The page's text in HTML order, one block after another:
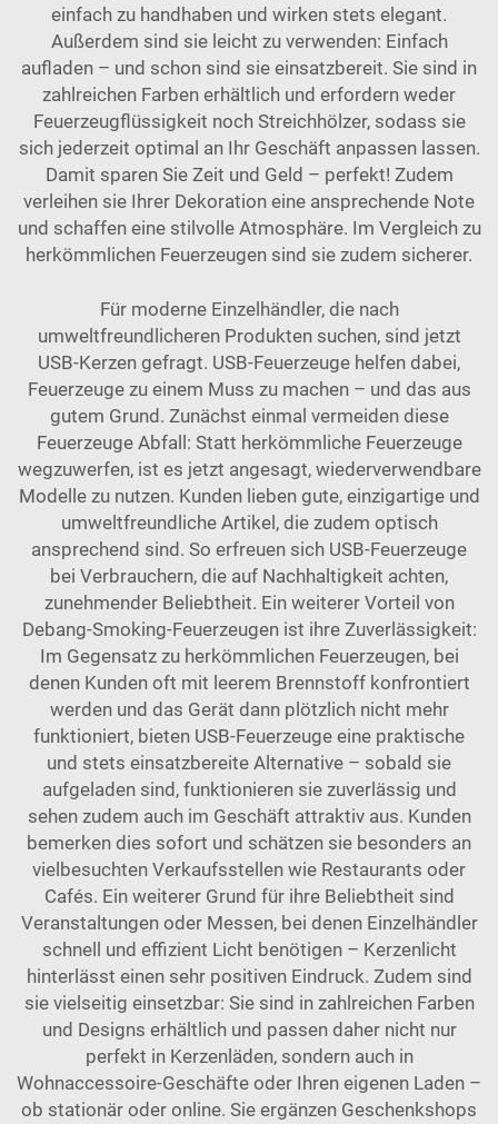
einfach zu handhaben und wirken stets elegant.
Außerdem sind sie leicht zu verwenden: Einfach
aufladen – und schon sind sie einsatzbereit. Sie sind in
zahlreichen Farben erhältlich und erfordern weder
Feuerzeugflüssigkeit noch Streichhölzer, sodass sie
sich jederzeit optimal an Ihr Geschäft anpassen lassen.
Damit sparen Sie Zeit und Geld – perfekt! Zudem
verleihen sie Ihrer Dekoration eine ansprechende Note
und schaffen eine stilvolle Atmosphäre. Im Vergleich zu
herkömmlichen Feuerzeugen sind sie zudem sicherer.
Für moderne Einzelhändler, die nach
umweltfreundlicheren Produkten suchen, sind jetzt
USB-Kerzen gefragt. USB-Feuerzeuge helfen dabei,
Feuerzeuge zu einem Muss zu machen – und das aus
gutem Grund. Zunächst einmal vermeiden diese
Feuerzeuge Abfall: Statt herkömmliche Feuerzeuge
wegzuwerfen, ist es jetzt angesagt, wiederverwendbare
Modelle zu nutzen. Kunden lieben gute, einzigartige und
umweltfreundliche Artikel, die zudem optisch
ansprechend sind. So erfreuen sich USB-Feuerzeuge
bei Verbrauchern, die auf Nachhaltigkeit achten,
zunehmender Beliebtheit. Ein weiterer Vorteil von
Debang-Smoking-Feuerzeugen ist ihre Zuverlässigkeit:
Im Gegensatz zu herkömmlichen Feuerzeugen, bei
denen Kunden oft mit leerem Brennstoff konfrontiert
werden und das Gerät dann plötzlich nicht mehr
funktioniert, bieten USB-Feuerzeuge eine praktische
und stets einsatzbereite Alternative – sobald sie
aufgeladen sind, funktionieren sie zuverlässig und
sehen zudem auch im Geschäft attraktiv aus. Kunden
bemerken dies sofort und schätzen sie besonders an
vielbesuchten Verkaufsstellen wie Restaurants oder
Cafés. Ein weiterer Grund für ihre Beliebtheit sind
Veranstaltungen oder Messen, bei denen Einzelhändler
schnell und effizient Licht benötigen – Kerzenlicht
hinterlässt einen sehr positiven Eindruck. Zudem sind
sie vielseitig einsetzbar: Sie sind in zahlreichen Farben
und Designs erhältlich und passen daher nicht nur
perfekt in Kerzenläden, sondern auch in
Wohnaccessoire-Geschäfte oder Ihren eigenen Laden –
ob stationär oder online. Sie ergänzen Geschenkshops